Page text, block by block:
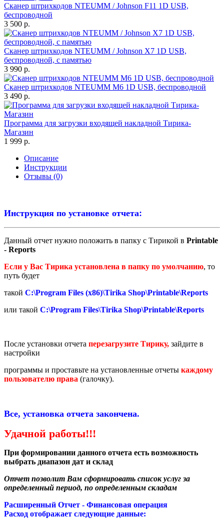
Сканер штрихкодов NTEUMM / Johnson F11 1D USB,
беспроводной
3 500 р.
Сканер штрихкодов NTEUMM / Johnson X7 1D USB,
беспроводной, с памятью
3 990 р.
Сканер штрихкодов NTEUMM M6 1D USB, беспроводной
3 490 р.
Программа для загрузки входящей накладной Тирика-
Магазин
1 999 р.
Описание
Инструкции
Отзывы (0)
Инструкция по установке отчета:
Данный отчет нужно положить в папку с Тирикой в Printable
- Reports
Если у Вас Тирика установлена в папку по умолчанию, то
путь будет
такой C:\Program Files (x86)\Tirika Shop\Printable\Reports
или такой C:\Program Files\Tirika Shop\Printable\Reports
После установки отчета перезагрузите Тирику, зайдите в
настройки
программы и проставьте на установленные отчеты каждому
пользователю права (галочку).
Все, установка отчета закончена.
Удачной работы!!!
При формировании данного отчета есть возможность
выбрать диапазон дат и склад
Отчет позволит Вам сформировать список услуг за
определенный период, по определенным складам
Расширенный Отчет - Финансовая операция
Расход отображает следующие данные: